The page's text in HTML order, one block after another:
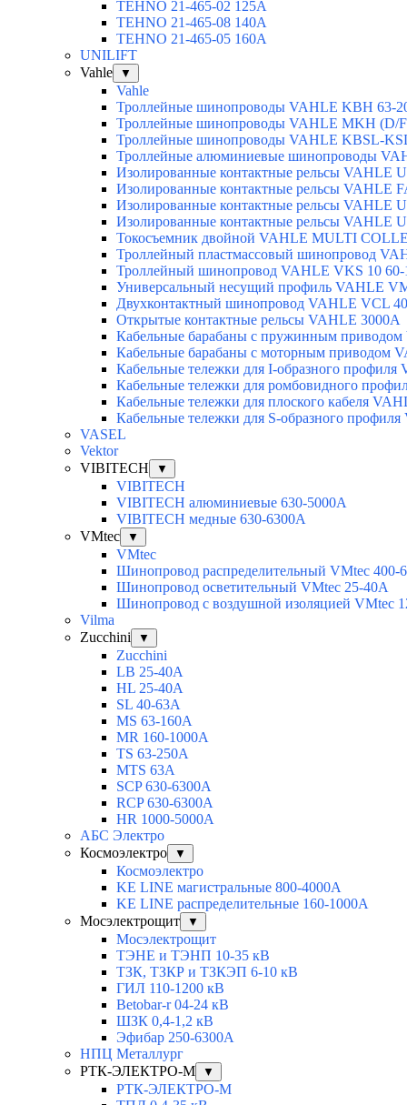
TEHNO 21-465-02 125А
TEHNO 21-465-08 140A
TEHNO 21-465-05 160A
UNILIFT
Vahle
▼
Vahle
Троллейные шинопроводы VAHLE KBH 63-
Троллейные шинопроводы VAHLE MKH (D/
Троллейные шинопроводы VAHLE KBSL-
Троллейные алюминиевые шинопроводы
Изолированные контактные рельсы VAHLE
Изолированные контактные рельсы VAHLE
Изолированные контактные рельсы VAHLE
Изолированные контактные рельсы VAHLE
Токосъемник двойной VAHLE MULTI
Троллейный пластмассовый шинопровод
Троллейный шинопровод VAHLE VKS 10
Универсальный несущий профиль VAHLE
Двухконтактный шинопровод VAHLE VCL
Открытые контактные рельсы VAHLE 3000А
Кабельные барабаны с пружинным
Кабельные барабаны с моторным приводом
Кабельные тележки для I-образного профиля
Кабельные тележки для ромбовидного
Кабельные тележки для плоского кабеля
Кабельные тележки для S-образного
VASEL
Vektor
VIBITECH
▼
VIBITECH
VIBITECH алюминиевые 630-5000А
VIBITECH медные 630-6300А
VMtec
▼
VMtec
Шинопровод распределительный VMtec 400-
Шинопровод осветительный VMtec 25-40А
Шинопровод с воздушной изоляцией VMtec
Vilma
Zucchini
▼
Zucchini
LB 25-40A
HL 25-40A
SL 40-63A
MS 63-160A
MR 160-1000A
TS 63-250A
MTS 63A
SCP 630-6300A
RCP 630-6300A
HR 1000-5000A
АБС Электро
Космоэлектро
▼
Космоэлектро
KE LINE магистральные 800-4000А
KE LINE распределительные 160-1000А
Мосэлектрощит
▼
Мосэлектрощит
ТЭНЕ и ТЭНП 10-35 кВ
ТЗК, ТЗКР и ТЗКЭП 6-10 кВ
ГИЛ 110-1200 кВ
Betobar-r 04-24 кВ
ШЗК 0,4-1,2 кВ
Эфибар 250-6300А
НПЦ Металлург
РТК-ЭЛЕКТРО-М
▼
РТК-ЭЛЕКТРО-М